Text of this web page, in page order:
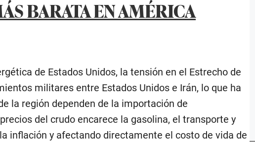
BARATA EN AMÉRICA
de Estados Unidos, la tensión en el Estrecho de
militares entre Estados Unidos e Irán, lo que ha
la región dependen de la importación de
del crudo encarece la gasolina, el transporte y
inflación y afectando directamente el costo de vida de